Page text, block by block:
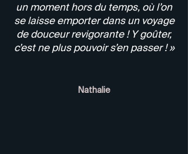
un moment hors du temps, où l’on
se laisse emporter dans un voyage
de douceur revigorante ! Y goûter,
c’est ne plus pouvoir s’en passer ! »
Nathalie